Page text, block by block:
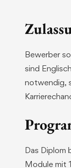
Bewerber
sind
notwendig,
Das Diplom
Module mit